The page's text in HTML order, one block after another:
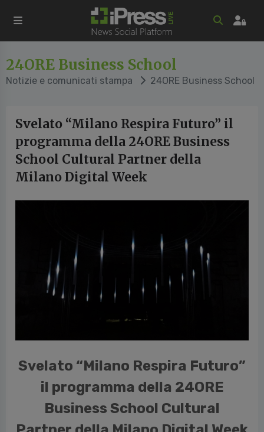
24ORE Business School
Notizie e comunicati stampa 24ORE Business School
Svelato “Milano Respira Futuro” il
programma della 24ORE Business
School Cultural Partner della
Milano Digital Week